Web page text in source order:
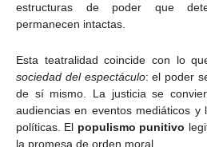
estructuras de poder que
permanecen intactas.
Esta teatralidad coincide con lo
sociedad del espectáculo: el poder
de sí mismo. La justicia se
audiencias en eventos mediáticos y
políticas. El populismo punitivo
la promesa de orden moral.